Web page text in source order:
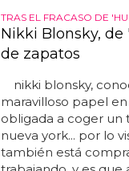
TRAS EL FRACASO DE
Nikki Blonsky,
de zapatos
nikki blonsky,
maravilloso papel en
obligada a coger un
nueva york... por lo
también está